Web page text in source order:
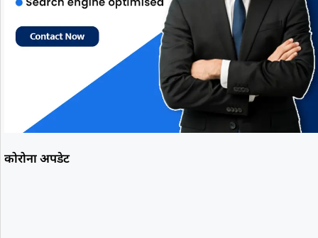
कोरोना अपडेट